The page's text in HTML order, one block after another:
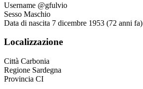
Username @gfulvio
Sesso Maschio
Data di nascita 7 dicembre 1953 (72 anni fa)
Localizzazione
Città Carbonia
Regione Sardegna
Provincia CI